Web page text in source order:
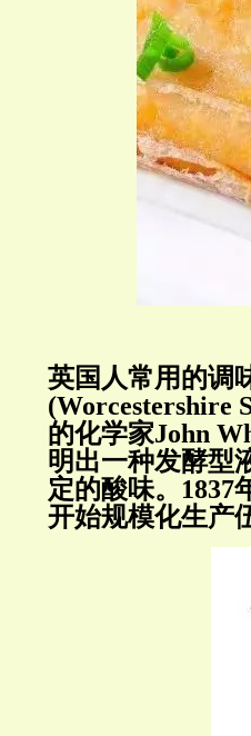
英国人常用的调
(Worcestershire
的化学家John
明出一种发酵型
定的酸味。1837
开始规模化生产